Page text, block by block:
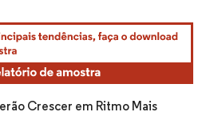
requer atribuição conforme CC BY 4.0.
Crescer em Ritmo Mais